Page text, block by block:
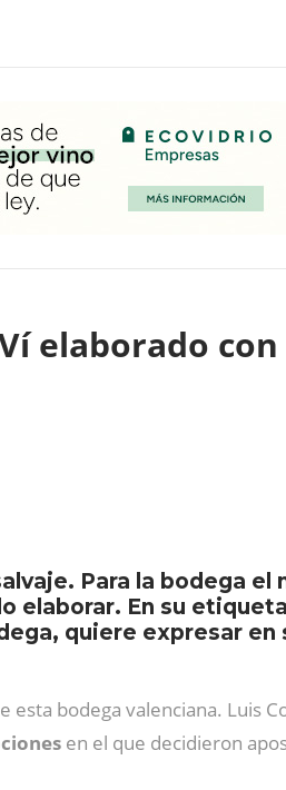
elaborado con
Para la bodega el
elaborar. En su
quiere expresar en
bodega valenciana. Luis
en el que decidieron